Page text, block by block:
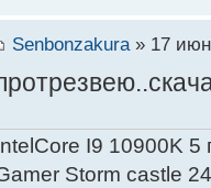
Senbonzakura» 17 июн
I9 10900K 5
Storm castle